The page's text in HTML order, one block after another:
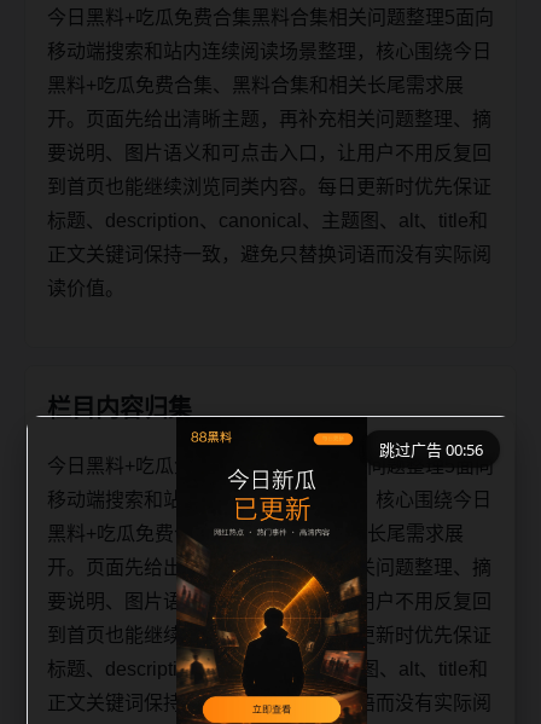
今日黑料+吃瓜免费合集黑料合集相关问题整理5面向
移动端搜索和站内连续阅读场景整理，核心围绕今日
黑料+吃瓜免费合集、黑料合集和相关长尾需求展
开。页面先给出清晰主题，再补充相关问题整理、摘
要说明、图片语义和可点击入口，让用户不用反复回
到首页也能继续浏览同类内容。每日更新时优先保证
标题、description、canonical、主题图、alt、title和
正文关键词保持一致，避免只替换词语而没有实际阅
读价值。
栏目内容归集
今日黑料+吃瓜免费合集黑料合集相关问题整理5面向
移动端搜索和站内连续阅读场景整理，核心围绕今日
黑料+吃瓜免费合集、黑料合集和相关长尾需求展
开。页面先给出清晰主题，再补充相关问题整理、摘
要说明、图片语义和可点击入口，让用户不用反复回
到首页也能继续浏览同类内容。每日更新时优先保证
标题、description、canonical、主题图、alt、title和
正文关键词保持一致，避免只替换词语而没有实际阅
跳过广告 00:56